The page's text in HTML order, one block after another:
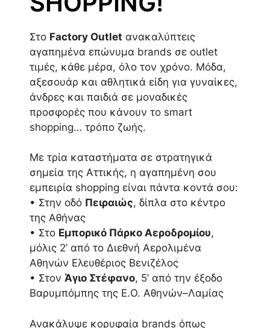
Στο Factory Outlet ανακαλύπτεις
αγαπημένα επώνυμα brands σε outlet
τιμές, κάθε μέρα, όλο τον χρόνο. Μόδα,
αξεσουάρ και αθλητικά είδη για γυναίκες,
άνδρες και παιδιά σε μοναδικές
προσφορές που κάνουν το smart
shopping… τρόπο ζωής.
Με τρία καταστήματα σε στρατηγικά
σημεία της Αττικής, η αγαπημένη σου
εμπειρία shopping είναι πάντα κοντά σου:
• Στην οδό Πειραιώς, δίπλα στο κέντρο
της Αθήνας
• Στο Εμπορικό Πάρκο Αεροδρομίου,
μόλις 2’ από το Διεθνή Αερολιμένα
Αθηνών Ελευθέριος Βενιζέλος
• Στον Άγιο Στέφανο, 5’ από την έξοδο
Βαρυμπόμπης της Ε.Ο. Αθηνών–Λαμίας
Ανακάλυψε κορυφαία brands όπως